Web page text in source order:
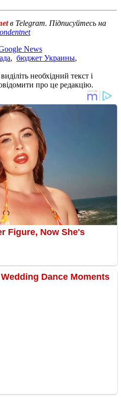
в Telegram. Підписуйтесь на
News
, бюджет Украины,
необхідний текст і
про це редакцію.